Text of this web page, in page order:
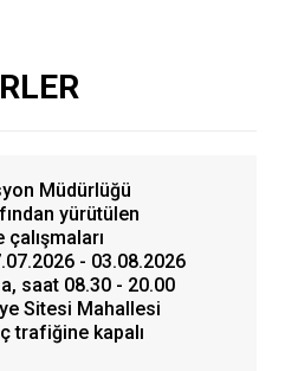
Müdürlüğü
yürütülen
çalışmaları
- 03.08.2026
saat 08.30 - 20.00
Sitesi Mahallesi
trafiğine kapalı